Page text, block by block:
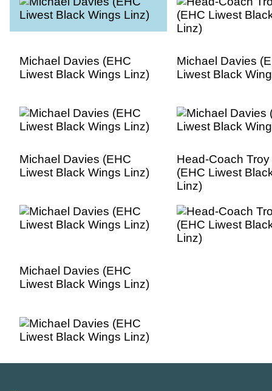
Michael Davies (EHC
Liwest Black Wings Linz)
Michael Davies
Liwest Black
Michael Davies (EHC
Liwest Black Wings Linz)
Head-Coach Troy
(EHC Liwest
Linz)
Michael Davies (EHC
Liwest Black Wings Linz)